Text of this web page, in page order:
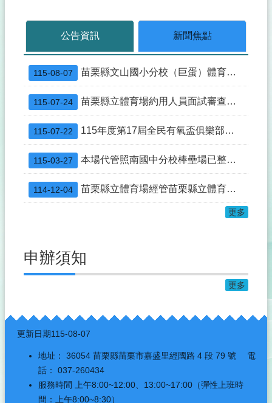
公告資訊 新聞焦點
115-08-07 苗栗縣文山國小分校（巨蛋）體育館游泳池委託營運管理文件
115-07-24 苗栗縣立體育場約用人員面試審查結果
115-07-22 115年度第17屆全民有氧盃俱樂部錦標賽選手培訓期間(7/20-8/19)滑輪溜冰場不開放
115-03-27 本場代管照南國中分校棒壘場已整修完竣並重新開放租借使用，自115年3月2日至同年12月31日止，由山佳國小認養。
114-12-04 苗栗縣立體育場經管苗栗縣立體育館115年度場地定期招租結果公告
更多
申辦須知
更多
:::
更新日期115-08-07
地址： 36054 苗栗縣苗栗市嘉盛里經國路 4 段 79 號 電
話： 037-260434
服務時間 上午8:00~12:00、13:00~17:00（彈性上班時
間：上午8:00~8:30）